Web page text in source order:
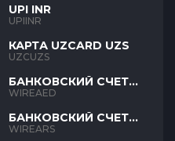
UPI INR
UPIINR
КАРТА UZCARD UZS
UZCUZS
БАНКОВСКИЙ СЧЕТ
AED
WIREAED
БАНКОВСКИЙ СЧЕТ
ARS
WIREARS